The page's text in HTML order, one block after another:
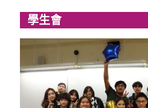
學生會